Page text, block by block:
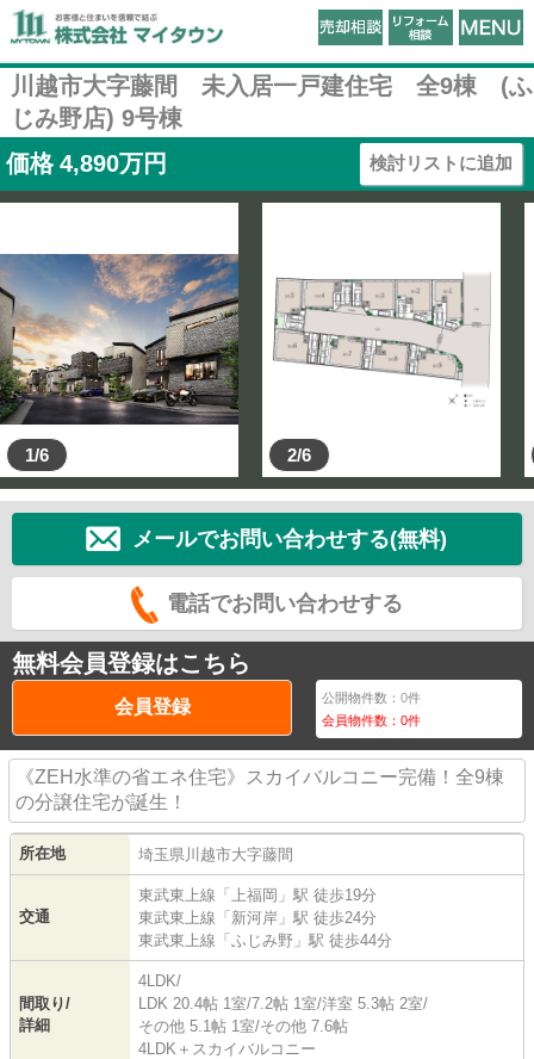
川越市大字藤間 未入居一戸建住宅 全9棟 (ふ
じみ野店) 9号棟
価格 4,890万円 検討リストに追加
1/6 2/6
メールでお問い合わせする(無料)
電話でお問い合わせする
無料会員登録はこちら
会員登録 公開物件数：0件
会員物件数：0件
《ZEH水準の省エネ住宅》スカイバルコニー完備！全9棟
の分譲住宅が誕生！
所在地 埼玉県川越市大字藤間
交通
東武東上線 「 上福岡 」駅 徒歩19分
東武東上線 「 新河岸 」駅 徒歩24分
東武東上線 「 ふじみ野 」駅 徒歩44分
間取り/
詳細
4LDK/
LDK 20.4帖 1室/7.2帖 1室/洋室 5.3帖 2室/
その他 5.1帖 1室/その他 7.6帖
4LDK＋スカイバルコニー